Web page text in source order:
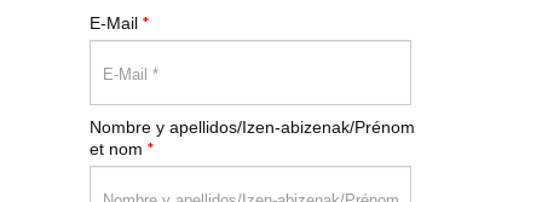
E-Mail *
Nombre y apellidos/Izen-abizenak/Prénom
et nom *